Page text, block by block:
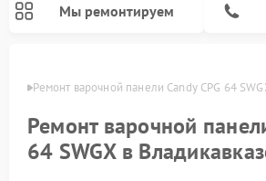
Мы ремонтируем
Ремонт варочной панели Candy CPG 64
Ремонт варочной
64 SWGX в